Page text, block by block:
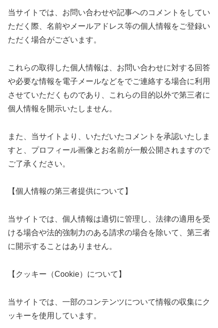
当サイトでは、お問い合わせや記事へのコメントをしてい
ただく際、名前やメールアドレス等の個人情報をご登録い
ただく場合がございます。
これらの取得した個人情報は、お問い合わせに対する回答
や必要な情報を電子メールなどをでご連絡する場合に利用
させていただくものであり、これらの目的以外で第三者に
個人情報を開示いたしません。
また、当サイトより、いただいたコメントを承認いたしま
すと、プロフィール画像とお名前が一般公開されますので
ご了承ください。
【個人情報の第三者提供について】
当サイトでは、個人情報は適切に管理し、法律の適用を受
ける場合や法的強制力のある請求の場合を除いて、第三者
に開示することはありません。
【クッキー（Cookie）について】
当サイトでは、一部のコンテンツについて情報の収集にク
ッキーを使用しています。